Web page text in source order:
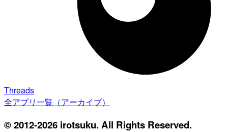
Threads
全アプリ一覧（アーカイブ）
© 2012-2026 irotsuku. All Rights Reserved.